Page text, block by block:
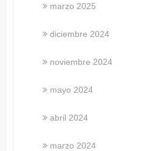
marzo 2025
diciembre 2024
noviembre 2024
mayo 2024
abril 2024
marzo 2024